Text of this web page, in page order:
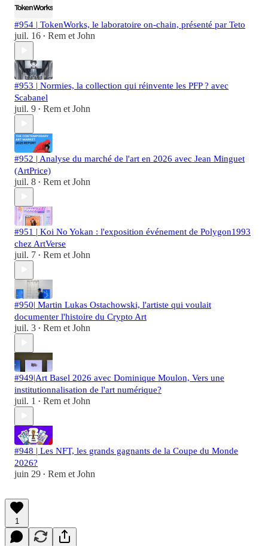
#954 | TokenWorks, le laboratoire on-chain, présenté par Teto
juil. 16 • Rem et John
#953 | Normies, la collection qui réinvente les PFP ? avec
Scabanel
juil. 9 • Rem et John
#952 | Analyse du marché de l'art en 2026 avec Jean Minguet
(ArtPrice)
juil. 8 • Rem et John
#951 | Koi No Yokan : l'exposition événement de Polygon1993
chez ArtVerse
juil. 7 • Rem et John
#950| Martin Lukas Ostachowski, l'artiste qui voulait
documenter l'histoire du Crypto Art
juil. 3 • Rem et John
#949|Art Basel 2026 avec Dominique Moulon, Vers une
institutionnalisation de l'art numérique?
juil. 1 • Rem et John
#948 | Les NFT, les grands gagnants de la Coupe du Monde
2026?
juin 29 • Rem et John
1